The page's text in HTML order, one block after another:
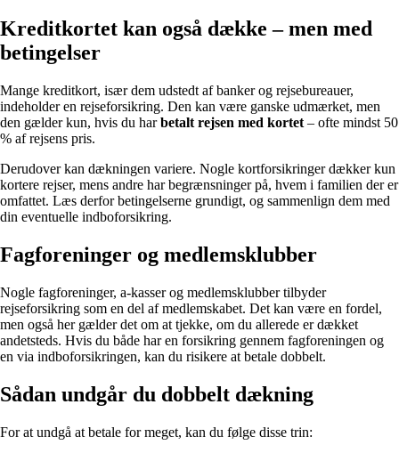
Kreditkortet kan også dække – men med
betingelser
Mange kreditkort, især dem udstedt af banker og rejsebureauer,
indeholder en rejseforsikring. Den kan være ganske udmærket, men
den gælder kun, hvis du harbetalt rejsen med kortet – ofte mindst 50
% af rejsens pris.
Derudover kan dækningen variere. Nogle kortforsikringer dækker kun
kortere rejser, mens andre har begrænsninger på, hvem i familien der er
omfattet. Læs derfor betingelserne grundigt, og sammenlign dem med
din eventuelle indboforsikring.
Fagforeninger og medlemsklubber
Nogle fagforeninger, a-kasser og medlemsklubber tilbyder
rejseforsikring som en del af medlemskabet. Det kan være en fordel,
men også her gælder det om at tjekke, om du allerede er dækket
andetsteds. Hvis du både har en forsikring gennem fagforeningen og
en via indboforsikringen, kan du risikere at betale dobbelt.
Sådan undgår du dobbelt dækning
For at undgå at betale for meget, kan du følge disse trin: